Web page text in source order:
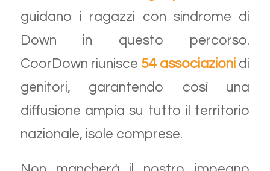
guidano i ragazzi con sindrome di
Down in questo percorso.
CoorDown riunisce 54 associazioni di
genitori, garantendo così una
diffusione ampia su tutto il territorio
nazionale, isole comprese.